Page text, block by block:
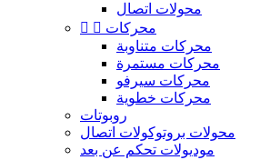
محولات اتصال
  محركات
محركات متناوبة
محركات مستمرة
محركات سيرفو
محركات خطوية
روبوتات
محولات بروتوكولات اتصال
موديولات تحكم عن بعد